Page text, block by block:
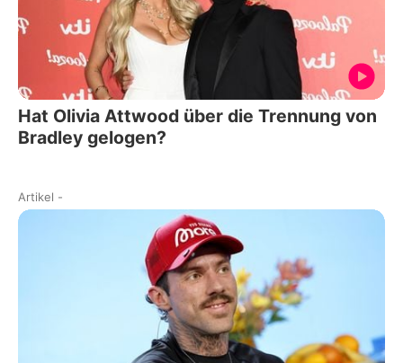
Hat Olivia Attwood über die Trennung von
Bradley gelogen?
Artikel -